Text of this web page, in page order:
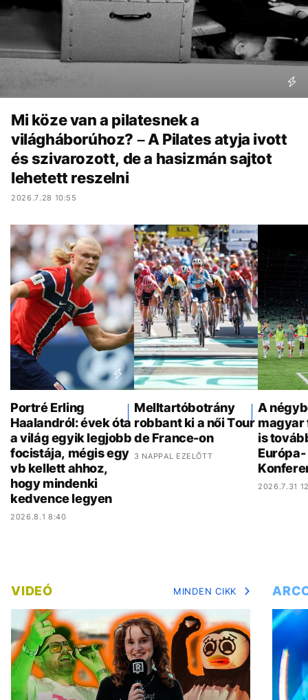
Mi köze van a pilatesnek a
világháborúhoz? – A Pilates atyja ivott
és szivarozott, de a hasizmán sajtot
lehetett reszelni
2026.7.28 10:55
Portré Erling
Haalandról: évek óta
a világ egyik legjobb
focistája, mégis egy
vb kellett ahhoz,
hogy mindenki
kedvence legyen
2026.8.1 8:40
Melltartóbotrány
robbant ki a női Tour
de France-on
3 NAPPAL EZELŐTT
A
magyar
is
Európa-
2026.7.31
VIDEÓ MINDEN CIKK